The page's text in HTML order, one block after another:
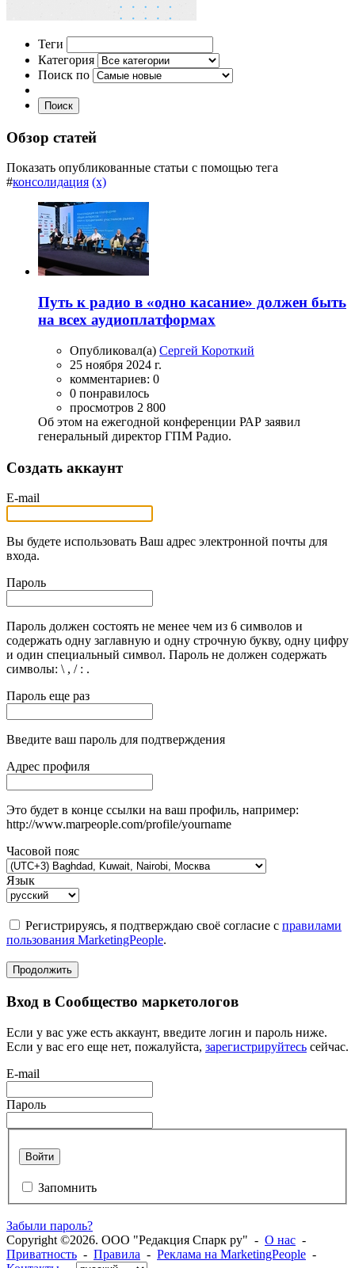
Теги
Категория
Поиск по
Поиск
Обзор статей
Показать опубликованные статьи с помощью тега
#консолидация (x)
Путь к радио в «одно касание» должен быть
на всех аудиоплатформах
Опубликовал(а) Сергей Короткий
25 ноября 2024 г.
комментариев: 0
0 понравилось
просмотров 2 800
Об этом на ежегодной конференции РАР заявил
генеральный директор ГПМ Радио.
Создать аккаунт
E-mail
Вы будете использовать Ваш адрес электронной почты для
входа.
Пароль
Пароль должен состоять не менее чем из 6 символов и
содержать одну заглавную и одну строчную букву, одну цифру
и один специальный символ. Пароль не должен содержать
символы: \ , / : .
Пароль еще раз
Введите ваш пароль для подтверждения
Адрес профиля
Это будет в конце ссылки на ваш профиль, например:
http://www.marpeople.com/profile/yourname
Часовой пояс
Язык
Регистрируясь, я подтверждаю своё согласие с правилами
пользования MarketingPeople.
Продолжить
Вход в Сообщество маркетологов
Если у вас уже есть аккаунт, введите логин и пароль ниже.
Если у вас его еще нет, пожалуйста, зарегистрируйтесь сейчас.
E-mail
Пароль
Войти
Запомнить
Забыли пароль?
Copyright ©2026. ООО "Редакция Спарк ру" - О нас -
Приватность - Правила - Реклама на MarketingPeople -